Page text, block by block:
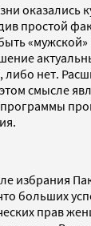
оказались
простой
либо нет.
смысле
избрания
больших
прав